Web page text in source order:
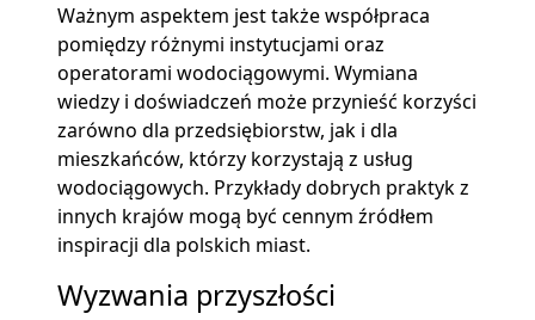
Ważnym aspektem jest także współpraca
pomiędzy różnymi instytucjami oraz
operatorami wodociągowymi. Wymiana
wiedzy i doświadczeń może przynieść korzyści
zarówno dla przedsiębiorstw, jak i dla
mieszkańców, którzy korzystają z usług
wodociągowych. Przykłady dobrych praktyk z
innych krajów mogą być cennym źródłem
inspiracji dla polskich miast.
Wyzwania przyszłości